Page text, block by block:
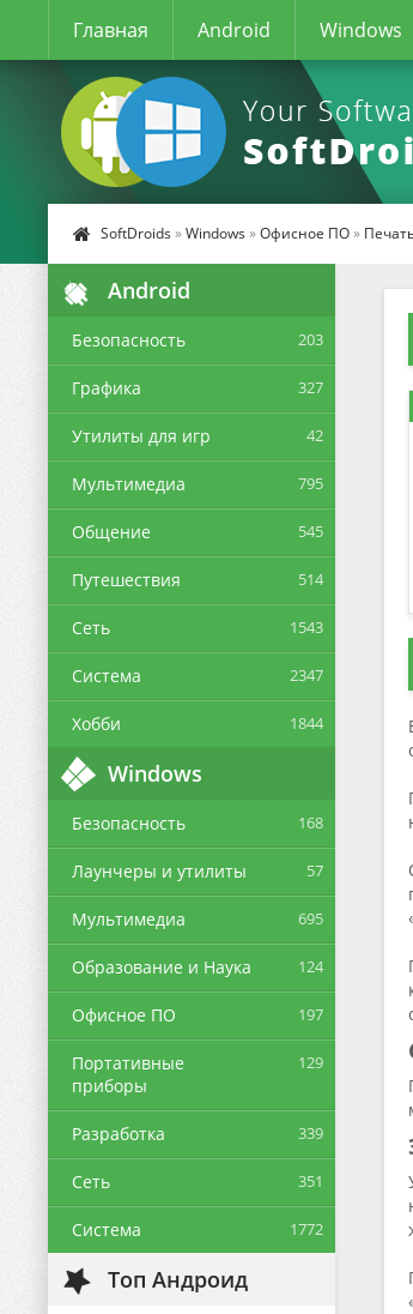
Главная Android Windows
SoftDroids »Windows »Офисное ПО»
Android
Безопасность 203
Графика 327
Утилиты для игр 42
Мультимедиа 795
Общение 545
Путешествия 514
Сеть 1543
Система 2347
Хобби 1844
Windows
Безопасность 168
Лаунчеры и утилиты 57
Мультимедиа 695
Образование и Наука 124
Офисное ПО 197
Портативные
приборы
129
Разработка 339
Сеть 351
Система 1772
Топ Андроид